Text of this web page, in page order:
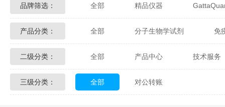
品牌筛选： 全部 精品仪器
Glycon Biochem Sterlitech
Echelon Biosciences Verichem
Affinity Biologicals
产品分类： 全部 分子生物学试剂 免
化学及生物化学试剂 材料学试剂
二级分类： 全部 产品中心 技术服务
配送方式 售后服务
三级分类： 全部 对公转账